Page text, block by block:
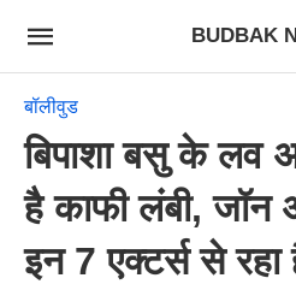
BUDBAK
बॉलीवुड
बिपाशा बसु के लव
है काफी लंबी, जॉन
इन 7 एक्टर्स से